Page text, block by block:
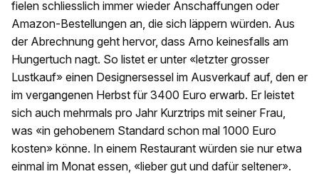
fielen schliesslich immer wieder Anschaffungen oder
Amazon-Bestellungen an, die sich läppern würden. Aus
der Abrechnung geht hervor, dass Arno keinesfalls am
Hungertuch nagt. So listet er unter «letzter grosser
Lustkauf» einen Designersessel im Ausverkauf auf, den er
im vergangenen Herbst für 3400 Euro erwarb. Er leistet
sich auch mehrmals pro Jahr Kurztrips mit seiner Frau,
was «in gehobenem Standard schon mal 1000 Euro
kosten» könne. In einem Restaurant würden sie nur etwa
einmal im Monat essen, «lieber gut und dafür seltener».